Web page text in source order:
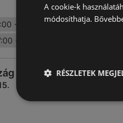
-
-
Élelmiszer Bt.
A cookie-k
módosíthatja.
RÉSZLETEK